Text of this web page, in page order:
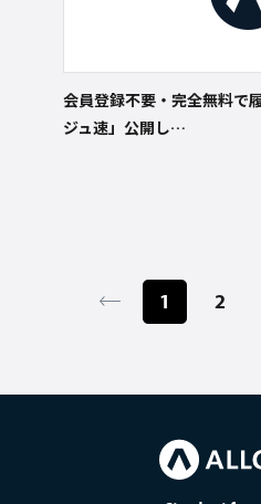
会員登録不要・完全無料で
ジュ速」公開し…
1 2